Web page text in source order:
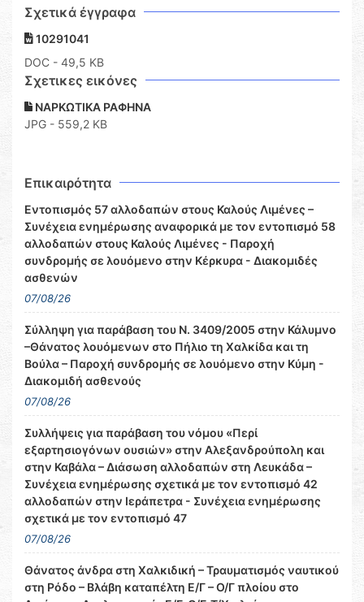
Σχετικά έγγραφα
10291041
DOC - 49,5 KB
Σχετικες εικόνες
ΝΑΡΚΩΤΙΚΑ ΡΑΦΗΝΑ
JPG - 559,2 KB
Επικαιρότητα
Εντοπισμός 57 αλλοδαπών στους Καλούς Λιμένες –
Συνέχεια ενημέρωσης αναφορικά με τον εντοπισμό 58
αλλοδαπών στους Καλούς Λιμένες - Παροχή
συνδρομής σε λουόμενο στην Κέρκυρα - Διακομιδές
ασθενών
07/08/26
Σύλληψη για παράβαση του Ν. 3409/2005 στην Κάλυμνο
–Θάνατος λουόμενων στο Πήλιο τη Χαλκίδα και τη
Βούλα – Παροχή συνδρομής σε λουόμενο στην Κύμη -
Διακομιδή ασθενούς
07/08/26
Συλλήψεις για παράβαση του νόμου «Περί
εξαρτησιογόνων ουσιών» στην Αλεξανδρούπολη και
στην Καβάλα – Διάσωση αλλοδαπών στη Λευκάδα –
Συνέχεια ενημέρωσης σχετικά με τον εντοπισμό 42
αλλοδαπών στην Ιεράπετρα - Συνέχεια ενημέρωσης
σχετικά με τον εντοπισμό 47
07/08/26
Θάνατος άνδρα στη Χαλκιδική – Τραυματισμός ναυτικού
στη Ρόδο – Βλάβη καταπέλτη Ε/Γ – Ο/Γ πλοίου στο